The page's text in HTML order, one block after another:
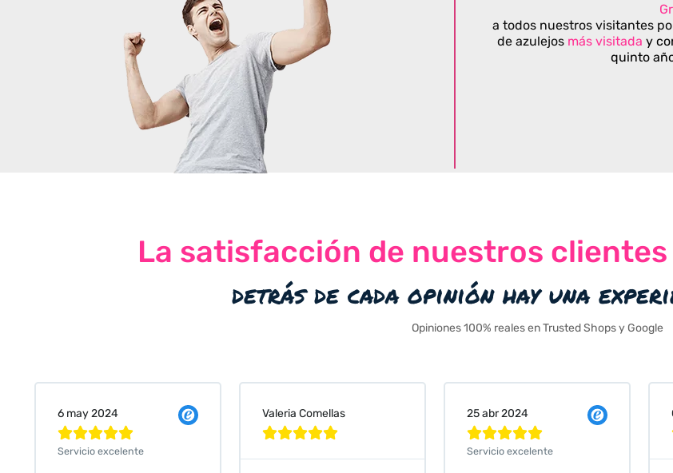
a todos nuestros visitantes
de azulejos más visitada y
quinto
La satisfacción de nuestros
detrás de cada opinión hay una
Opiniones 100% reales en Trusted Shops y Google
Valeria Comellas

25 abr 2024

Cristina Martin Serrano
